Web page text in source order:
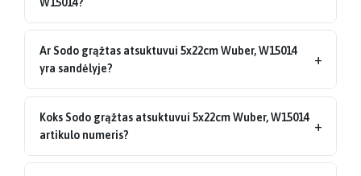
Ar Sodo grąžtas atsuktuvui 5x22cm Wuber, W15014
yra sandėlyje?
+
Koks Sodo grąžtas atsuktuvui 5x22cm Wuber, W15014
artikulo numeris?
+